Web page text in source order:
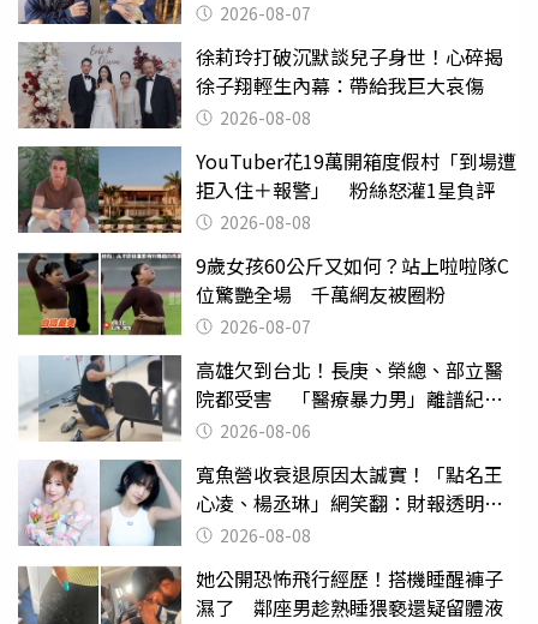
2026-08-07
徐莉玲打破沉默談兒子身世！心碎揭
徐子翔輕生內幕：帶給我巨大哀傷
2026-08-08
YouTuber花19萬開箱度假村「到場遭
拒入住＋報警」 粉絲怒灌1星負評
2026-08-08
9歲女孩60公斤又如何？站上啦啦隊C
位驚艷全場 千萬網友被圈粉
2026-08-07
高雄欠到台北！長庚、榮總、部立醫
院都受害 「醫療暴力男」離譜紀錄
曝光2026-08-06
寬魚營收衰退原因太誠實！「點名王
心凌、楊丞琳」網笑翻：財報透明度
滿分2026-08-08
她公開恐怖飛行經歷！搭機睡醒褲子
濕了 鄰座男趁熟睡猥褻還疑留體液